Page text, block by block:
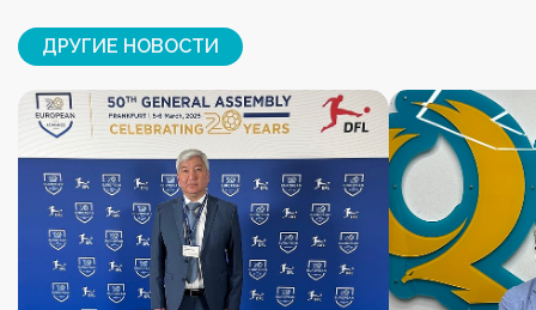
ДРУГИЕ НОВОСТИ